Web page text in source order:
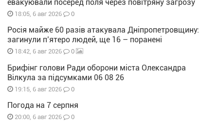
евакуювали посеред поля через повітряну загрозу
18:05, 6 авг 2026 0
Росія майже 60 разів атакувала Дніпропетровщину:
загинули п’ятеро людей, ще 16 – поранені
18:42, 6 авг 2026 0
Брифінг голови Ради оборони міста Олександра
Вілкула за підсумками 06 08 26
19:15, 6 авг 2026 0
Погода на 7 серпня
20:00, 6 авг 2026 0